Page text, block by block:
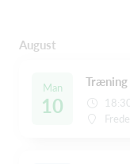
August
Man
10
Træning